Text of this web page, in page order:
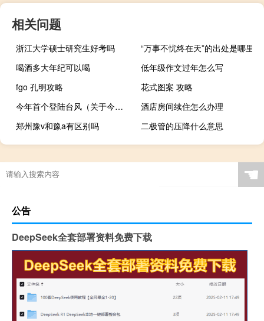
相关问题
浙江大学硕士研究生好考吗
“万事不忧终在天”的出处是哪里
喝酒多大年纪可以喝
低年级作文过年怎么写
fgo 孔明攻略
花式图案 攻略
今年首个登陆台风（关于今年首个登陆台风的介绍）
酒店房间续住怎么办理
郑州豫v和豫a有区别吗
二极管的压降什么意思
☚
公告
DeepSeek全套部署资料免费下载